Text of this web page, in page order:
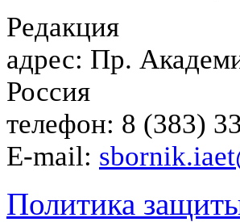
Редакция
адрес: Пр.
Россия
телефон: 8 (383)
E-mail:
Политика